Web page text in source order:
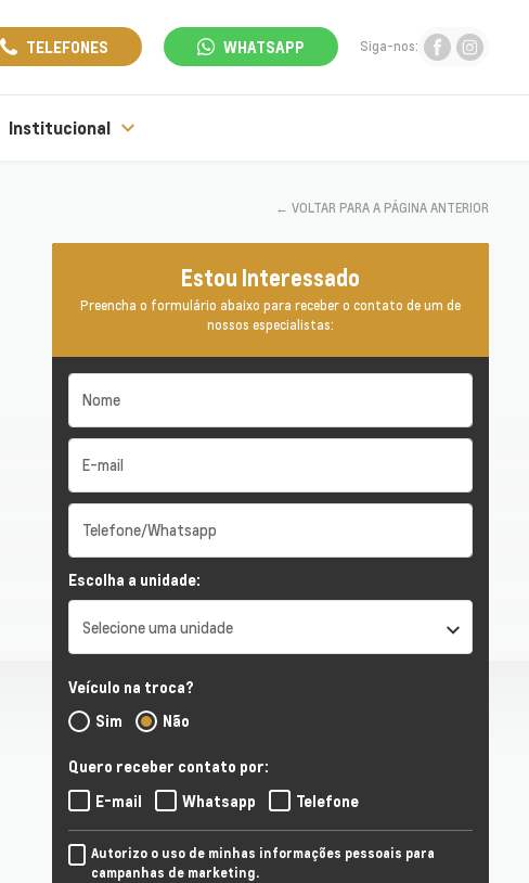
TELEFONES WHATSAPP Siga-nos:
Institucional
← VOLTAR PARA A PÁGINA ANTERIOR
Estou Interessado
Preencha o formulário abaixo para receber o contato de um de
nossos especialistas:
Escolha a unidade:
Selecione uma unidade
Veículo na troca?
Sim
Não
Quero receber contato por:
E-mail
Whatsapp Telefone
Autorizo o uso de minhas informações pessoais para
campanhas de marketing.